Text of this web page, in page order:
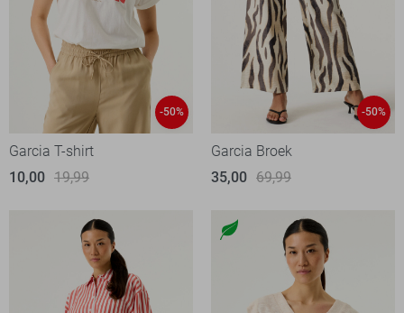
-50%
Garcia T-shirt
10,00 19,99
-50%
Garcia Broek
35,00 69,99